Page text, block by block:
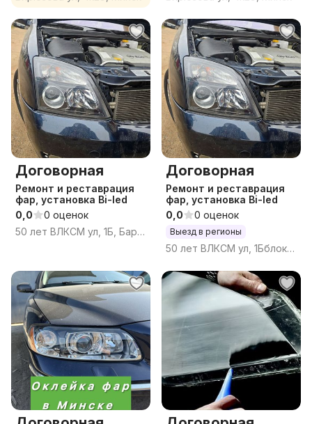
Договорная
Ремонт и реставрация
фар, установка Bi-led
0,0
0 оценок
50 лет ВЛКСМ ул, 1Б, Барановичи, Брестская область
Договорная
Ремонт и реставрация
фар, установка Bi-led
0,0
0 оценок
Выезд в регионы
50 лет ВЛКСМ ул, 1Бблок10к253, Барановичи, Брестская область